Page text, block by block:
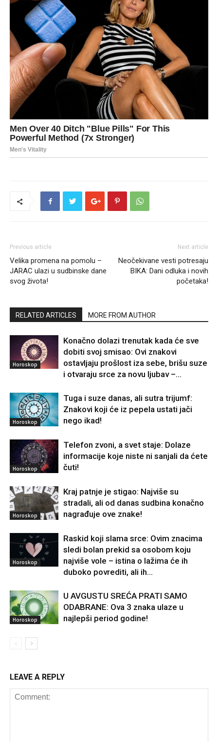
Previous article
Velika promena na pomolu –
JARAC ulazi u sudbinske dane
svog života!
Next article
Neočekivane vesti potresaju
BIKA: Dani odluka i novih
početaka!
RELATED ARTICLES MORE FROM AUTHOR
Horoskop
Konačno dolazi trenutak kada će sve
dobiti svoj smisao: Ovi znakovi
ostavljaju prošlost iza sebe, brišu suze
i otvaraju srce za novu ljubav –...
Horoskop
Tuga i suze danas, ali sutra trijumf:
Znakovi koji će iz pepela ustati jači
nego ikad!
Horoskop
Telefon zvoni, a svet staje: Dolaze
informacije koje niste ni sanjali da ćete
čuti!
Horoskop
Kraj patnje je stigao: Najviše su
stradali, ali od danas sudbina konačno
nagrađuje ove znake!
Horoskop
Raskid koji slama srce: Ovim znacima
sledi bolan prekid sa osobom koju
najviše vole – istina o lažima će ih
duboko povrediti, ali ih...
Horoskop
U AVGUSTU SREĆA PRATI SAMO
ODABRANE: Ova 3 znaka ulaze u
najlepši period godine!
LEAVE A REPLY